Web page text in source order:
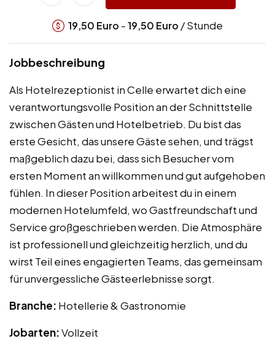
19,50 Euro -19,50 Euro / Stunde
Jobbeschreibung
Als Hotelrezeptionist in Celle erwartet dich eine
verantwortungsvolle Position an der Schnittstelle
zwischen Gästen und Hotelbetrieb. Du bist das
erste Gesicht, das unsere Gäste sehen, und trägst
maßgeblich dazu bei, dass sich Besucher vom
ersten Moment an willkommen und gut aufgehoben
fühlen. In dieser Position arbeitest du in einem
modernen Hotelumfeld, wo Gastfreundschaft und
Service großgeschrieben werden. Die Atmosphäre
ist professionell und gleichzeitig herzlich, und du
wirst Teil eines engagierten Teams, das gemeinsam
für unvergessliche Gästeerlebnisse sorgt.
Branche: Hotellerie & Gastronomie
Jobarten:Vollzeit